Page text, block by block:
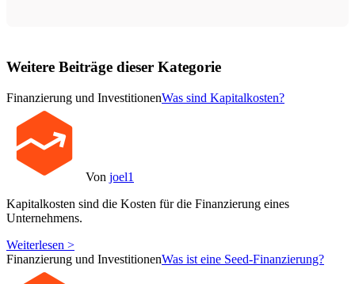
Weitere Beiträge dieser Kategorie
Finanzierung und InvestitionenWas sind Kapitalkosten?
Von joel1
Kapitalkosten sind die Kosten für die Finanzierung eines
Unternehmens.
Weiterlesen >
Finanzierung und InvestitionenWas ist eine Seed-Finanzierung?